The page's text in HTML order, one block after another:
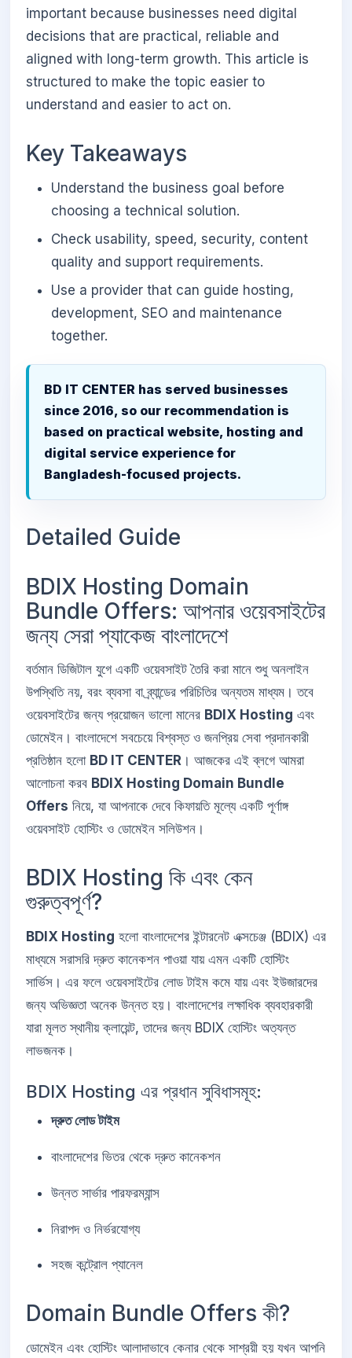
important because businesses need digital
decisions that are practical, reliable and
aligned with long-term growth. This article is
structured to make the topic easier to
understand and easier to act on.
Key Takeaways
Understand the business goal before
choosing a technical solution.
Check usability, speed, security, content
quality and support requirements.
Use a provider that can guide hosting,
development, SEO and maintenance
together.
BD IT CENTER has served businesses
since 2016, so our recommendation is
based on practical website, hosting and
digital service experience for
Bangladesh-focused projects.
Detailed Guide
BDIX Hosting Domain
Bundle Offers: আপনার ওয়েবসাইটের
জন্য সেরা প্যাকেজ বাংলাদেশে
বর্তমান ডিজিটাল যুগে একটি ওয়েবসাইট তৈরি করা মানে শুধু অনলাইন
উপস্থিতি নয়, বরং ব্যবসা বা ব্র্যান্ডের পরিচিতির অন্যতম মাধ্যম। তবে
ওয়েবসাইটের জন্য প্রয়োজন ভালো মানের BDIX Hosting এবং
ডোমেইন। বাংলাদেশে সবচেয়ে বিশ্বস্ত ও জনপ্রিয় সেবা প্রদানকারী
প্রতিষ্ঠান হলো BD IT CENTER । আজকের এই ব্লগে আমরা
আলোচনা করব BDIX Hosting Domain Bundle
Offers নিয়ে, যা আপনাকে দেবে কিফায়তি মূল্যে একটি পূর্ণাঙ্গ
ওয়েবসাইট হোস্টিং ও ডোমেইন সলিউশন।
BDIX Hosting কি এবং কেন
গুরুত্বপূর্ণ?
BDIX Hosting হলো বাংলাদেশের ইন্টারনেট এক্সচেঞ্জ (BDIX) এর
মাধ্যমে সরাসরি দ্রুত কানেকশন পাওয়া যায় এমন একটি হোস্টিং
সার্ভিস। এর ফলে ওয়েবসাইটের লোড টাইম কমে যায় এবং ইউজারদের
জন্য অভিজ্ঞতা অনেক উন্নত হয়। বাংলাদেশের লক্ষাধিক ব্যবহারকারী
যারা মূলত স্থানীয় ক্লায়েন্ট, তাদের জন্য BDIX হোস্টিং অত্যন্ত
লাভজনক।
BDIX Hosting এর প্রধান সুবিধাসমূহ:
দ্রুত লোড টাইম
বাংলাদেশের ভিতর থেকে দ্রুত কানেকশন
উন্নত সার্ভার পারফরম্যান্স
নিরাপদ ও নির্ভরযোগ্য
সহজ কন্ট্রোল প্যানেল
Domain Bundle Offers কী?
ডোমেইন এবং হোস্টিং আলাদাভাবে কেনার থেকে সাশ্রয়ী হয় যখন আপনি